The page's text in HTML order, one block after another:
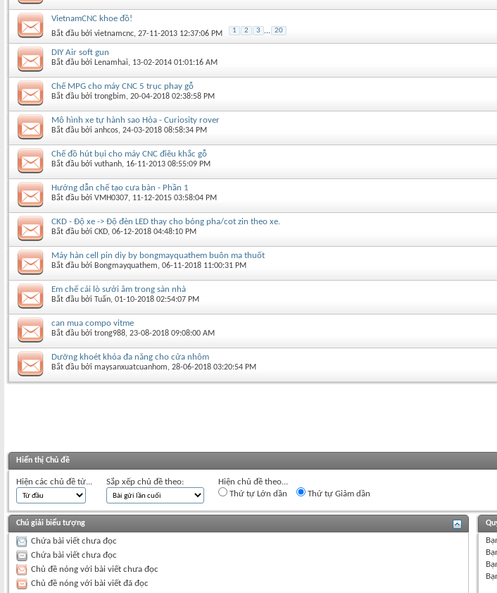
VietnamCNC khoe đồ!
Bắt đầu bởi vietnamcnc‎, 27-11-2013 12:37:06 PM 1 2 3 ... 20
DIY Air soft gun
Bắt đầu bởi Lenamhai‎, 13-02-2014 01:01:16 AM
Chế MPG cho máy CNC 5 trục phay gỗ
Bắt đầu bởi trongbim‎, 20-04-2018 02:38:58 PM
Mô hình xe tự hành sao Hỏa - Curiosity rover
Bắt đầu bởi anhcos‎, 24-03-2018 08:58:34 PM
Chế đồ hút bụi cho máy CNC điêu khắc gỗ
Bắt đầu bởi vuthanh‎, 16-11-2013 08:55:09 PM
Hướng dẫn chế tạo cưa bàn - Phần 1
Bắt đầu bởi VMH0307‎, 11-12-2015 03:58:04 PM
CKD - Độ xe -> Độ đèn LED thay cho bóng pha/cot zin theo xe.
Bắt đầu bởi CKD‎, 06-12-2018 04:48:10 PM
Máy hàn cell pin diy by bongmayquathem buôn ma thuốt
Bắt đầu bởi Bongmayquathem‎, 06-11-2018 11:00:31 PM
Em chế cái lò sưởi âm trong sàn nhà
Bắt đầu bởi Tuấn‎, 01-10-2018 02:54:07 PM
can mua compo vitme
Bắt đầu bởi trong988‎, 23-08-2018 09:08:00 AM
Dưỡng khoét khóa đa năng cho cửa nhôm
Bắt đầu bởi maysanxuatcuanhom‎, 28-06-2018 03:20:54 PM
Hiển thị Chủ đề
Hiện các chủ đề từ... Sắp xếp chủ đề theo:
Hiện chủ đề theo...
Thứ tự Lớn dần
Thứ tự Giảm dần
Chú giải biểu tượng
Chứa bài viết chưa đọc
Chứa bài viết chưa đọc
Chủ đề nóng với bài viết chưa đọc
Chủ đề nóng với bài viết đã đọc